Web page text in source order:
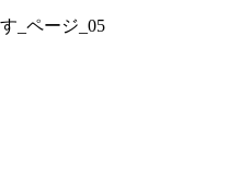
_ページ_05